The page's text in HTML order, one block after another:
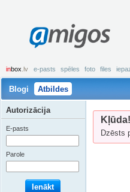
amigos
inbox .lv e-pasts spēles foto files
Blogi Atbildes
Kļūda!
Dzēsts
Autorizācija
E-pasts
Parole
Ienākt